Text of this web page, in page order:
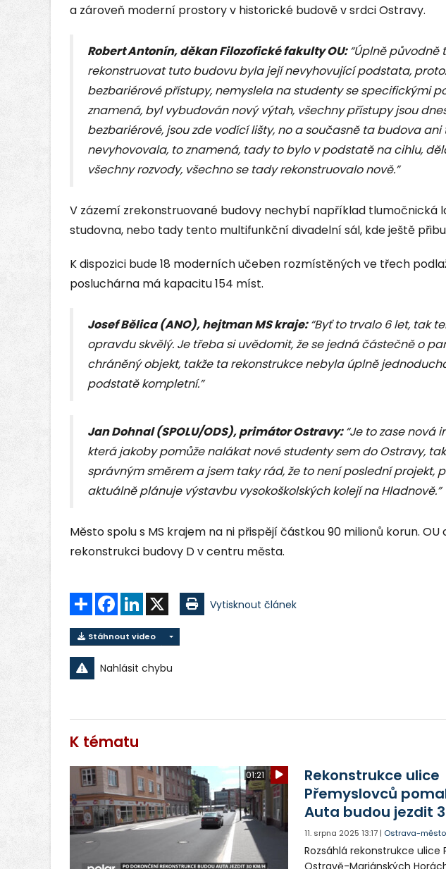
a zároveň moderní prostory v historické budově v srdci Ostravy.
Robert Antonín, děkan Filozofické fakulty OU:“Úplně
rekonstruovat tuto budovu byla její nevyhovující podstata,
bezbariérové přístupy, nemyslela na studenty se specifickými
znamená, byl vybudován nový výtah, všechny přístupy jsou
bezbariérové, jsou zde vodící lišty, no a současně ta budova
nevyhovovala, to znamená, tady to bylo v podstatě na cihlu,
všechny rozvody, všechno se tady rekonstruovalo nově.”
V zázemí zrekonstruované budovy nechybí například tlumočnická
studovna, nebo tady tento multifunkční divadelní sál, kde ještě
K dispozici bude 18 moderních učeben rozmístěných ve třech
posluchárna má kapacitu 154 míst.
Josef Bělica (ANO), hejtman MS kraje:“Byť to trvalo 6 let, tak
opravdu skvělý. Je třeba si uvědomit, že se jedná částečně o
chráněný objekt, takže ta rekonstrukce nebyla úplně
podstatě kompletní.”
Jan Dohnal (SPOLU/ODS), primátor Ostravy:“Je to zase nová
která jakoby pomůže nalákat nové studenty sem do Ostravy,
správným směrem a jsem taky rád, že to není poslední projekt,
aktuálně plánuje výstavbu vysokoškolských kolejí na Hladnově.”
Město spolu s MS krajem na ni přispějí částkou 90 milionů korun.
rekonstrukci budovy D v centru města.
Sdílet FacebookLinkedIn Vytisknout článek
Stáhnout video
Nahlásit chybu
K tématu
01:21
Rekonstrukce ulice
Přemyslovců
Auta budou jezdit
11. srpna 2025 13:17 | Ostrava-město
Rozsáhlá rekonstrukce ulice
Ostravě-Mariánských